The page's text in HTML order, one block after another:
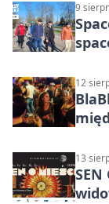
9
12
13